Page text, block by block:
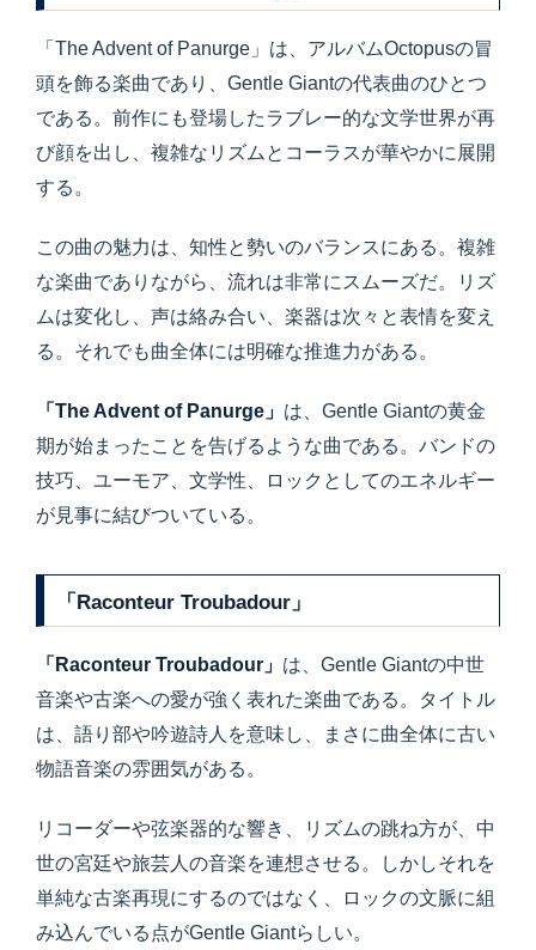
「The Advent of Panurge」は、アルバムOctopusの冒
頭を飾る楽曲であり、Gentle Giantの代表曲のひとつ
である。前作にも登場したラブレー的な文学世界が再
び顔を出し、複雑なリズムとコーラスが華やかに展開
する。
この曲の魅力は、知性と勢いのバランスにある。複雑
な楽曲でありながら、流れは非常にスムーズだ。リズ
ムは変化し、声は絡み合い、楽器は次々と表情を変え
る。それでも曲全体には明確な推進力がある。
「The Advent of Panurge」 は、Gentle Giantの黄金
期が始まったことを告げるような曲である。バンドの
技巧、ユーモア、文学性、ロックとしてのエネルギー
が見事に結びついている。
「Raconteur Troubadour」
「Raconteur Troubadour」 は、Gentle Giantの中世
音楽や古楽への愛が強く表れた楽曲である。タイトル
は、語り部や吟遊詩人を意味し、まさに曲全体に古い
物語音楽の雰囲気がある。
リコーダーや弦楽器的な響き、リズムの跳ね方が、中
世の宮廷や旅芸人の音楽を連想させる。しかしそれを
単純な古楽再現にするのではなく、ロックの文脈に組
み込んでいる点がGentle Giantらしい。